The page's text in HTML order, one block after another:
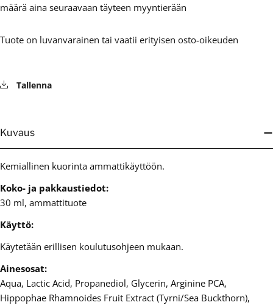
määrä aina seuraavaan täyteen myyntierään
Tuote on luvanvarainen tai vaatii erityisen osto-oikeuden
Tallenna
Kuvaus
Kemiallinen kuorinta ammattikäyttöön.
Koko- ja pakkaustiedot:
30 ml, ammattituote
Käyttö:
Käytetään erillisen koulutusohjeen mukaan.
Ainesosat:
Aqua, Lactic Acid, Propanediol, Glycerin, Arginine PCA,
Hippophae Rhamnoides Fruit Extract (Tyrni/Sea Buckthorn),